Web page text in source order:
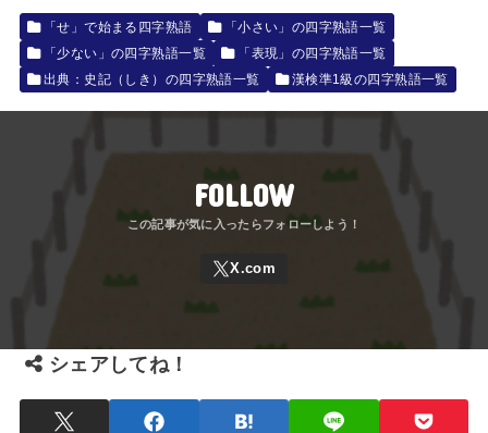
「せ」で始まる四字熟語
「小さい」の四字熟語一覧
「少ない」の四字熟語一覧
「表現」の四字熟語一覧
出典：史記（しき）の四字熟語一覧
漢検準1級の四字熟語一覧
FOLLOW
シェアしてね！